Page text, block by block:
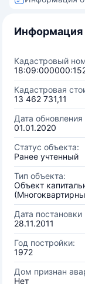
Информация
Кадастровый
Кадастровая
13 462 731,11
Дата
01.01.2020
Статус объекта:
Ранее учтенный
Тип объекта:
Объект
Дата постановки
28.11.2011
Год постройки:
1972
Дом признан
Нет